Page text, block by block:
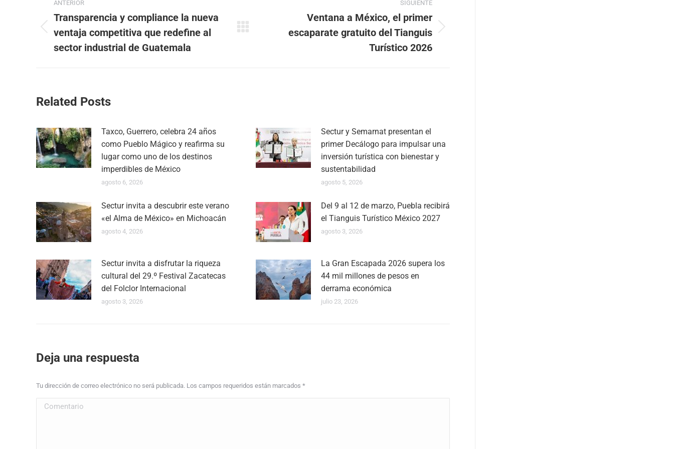
entre
publicaciones
ANTERIOR
Publicación
anterior:
Transparencia y compliance la nueva
ventaja competitiva que redefine al
sector industrial de Guatemala
SIGUIENTE
Publicación
Ventana a México, el primer
escaparate gratuito del Tianguis
Turístico 2026
Related Posts
Taxco, Guerrero, celebra 24 años
como Pueblo Mágico y reafirma su
lugar como uno de los destinos
imperdibles de México
agosto 6, 2026
Sectur y Semarnat presentan el
primer Decálogo para impulsar una
inversión turística con bienestar y
sustentabilidad
agosto 5, 2026
Sectur invita a descubrir este verano
«el Alma de México» en Michoacán
agosto 4, 2026
Del 9 al 12 de marzo, Puebla recibirá
el Tianguis Turístico México 2027
agosto 3, 2026
Sectur invita a disfrutar la riqueza
cultural del 29.º Festival Zacatecas
del Folclor Internacional
agosto 3, 2026
La Gran Escapada 2026 supera los
44 mil millones de pesos en
derrama económica
julio 23, 2026
Deja una respuesta
Tu dirección de correo electrónico no será publicada. Los campos requeridos están marcados *
Comentario